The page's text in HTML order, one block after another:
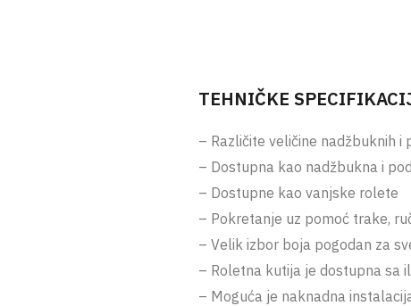
TEHNIČKE
– Različite veličine nadžbuknih i
– Dostupna kao nadžbukna i
– Dostupne kao vanjske rolete
– Pokretanje uz pomoć trake,
– Velik izbor boja pogodan za
– Roletna kutija je dostupna sa
– Moguća je naknadna